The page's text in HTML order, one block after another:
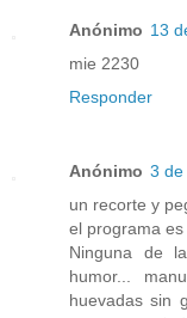
Anónimo 13
mie 2230
Responder
Anónimo 3 de
un recorte y
el programa
Ninguna de
humor...
huevadas sin